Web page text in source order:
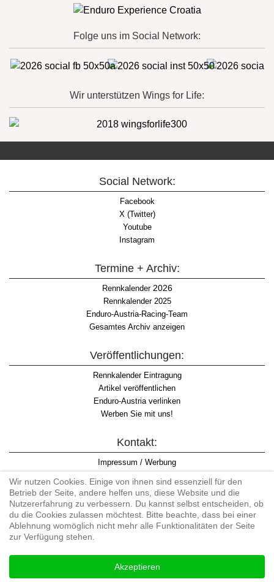
Folge uns im Social Network:
Wir unterstützen Wings for Life:
Social Network:
Facebook
X (Twitter)
Youtube
Instagram
Termine + Archiv:
Rennkalender2026
Rennkalender 2025
Enduro-Austria-Racing-Team
Gesamtes Archiv anzeigen
Veröffentlichungen:
Rennkalender Eintragung
Artikel veröffentlichen
Enduro-Austria verlinken
Werben Sie mit uns!
Kontakt:
Impressum / Werbung
Informationspflicht WKO
AGB
#enduroaustria, #wirlebenenduro #enduroaustriaracingteam
Wir nutzen Cookies. Einige von ihnen sind essenziell für den
Betrieb der Seite, andere helfen uns, diese Website und die
Nutzererfahrung zu verbessern. Du kannst selbst entscheiden, ob
du die Cookies zulassen möchtest. Bitte beachte, dass bei einer
Ablehnung womöglich nicht mehr alle Funktionalitäten der Seite
zur Verfügung stehen.
Akzeptieren